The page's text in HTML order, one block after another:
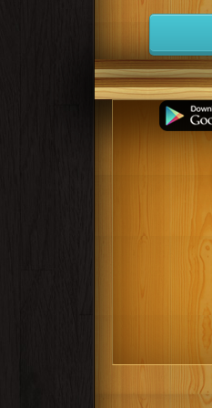
كتب 1984
كتب 1975
كتب 1966
كتب 1957
كتب 1948
كتب 1921
كتب 1903